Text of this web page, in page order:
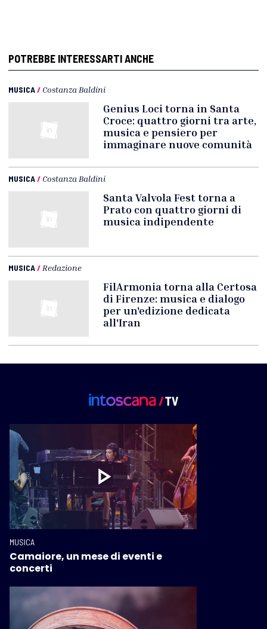
POTREBBE INTERESSARTI ANCHE
MUSICA/ Costanza Baldini
Genius Loci torna in Santa
Croce: quattro giorni tra arte,
musica e pensiero per
immaginare nuove comunità
MUSICA/ Costanza Baldini
Santa Valvola Fest torna a
Prato con quattro giorni di
musica indipendente
MUSICA/ Redazione
FilArmonia torna alla Certosa
di Firenze: musica e dialogo
per un'edizione dedicata
all'Iran
MUSICA
Camaiore, un mese di eventi e
concerti